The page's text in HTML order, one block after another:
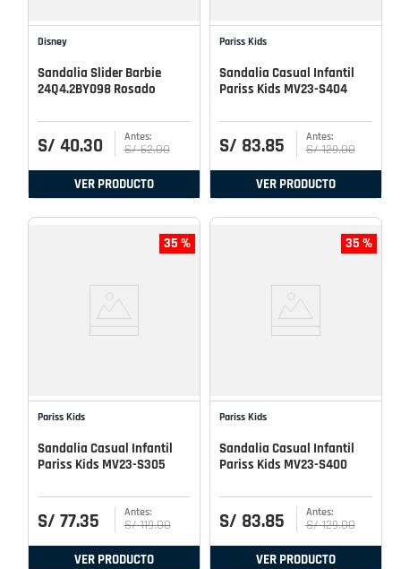
Disney
Sandalia Slider Barbie
24Q4.2BY098 Rosado
S/ 40.30 S/ 62.00
VER PRODUCTO
Pariss Kids
Sandalia Casual Infantil
Pariss Kids MV23-S404
S/ 83.85 S/ 129.00
VER PRODUCTO
35 %
Pariss Kids
Sandalia Casual Infantil
Pariss Kids MV23-S305
S/ 77.35 S/ 119.00
VER PRODUCTO
35 %
Pariss Kids
Sandalia Casual Infantil
Pariss Kids MV23-S400
S/ 83.85 S/ 129.00
VER PRODUCTO